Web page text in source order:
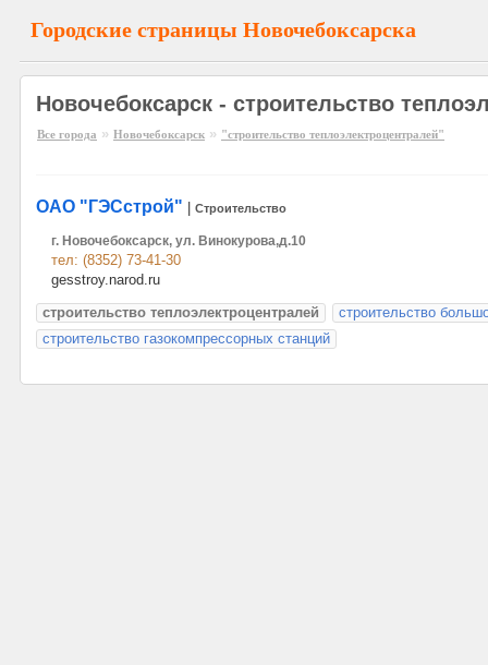
Городские страницы Новочебоксарска
Новочебоксарск - строительство
Все города » Новочебоксарск » "строительство теплоэлектроцентралей"
ОАО "ГЭСстрой" Строительство
г. Новочебоксарск, ул. Винокурова,д.10
тел: (8352) 73-41-30
gesstroy.narod.ru
строительство теплоэлектроцентралей
строительство
строительство газокомпрессорных станций